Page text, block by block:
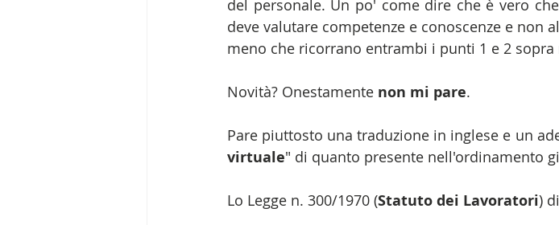
del personale. Un po' come dire che è vero
deve valutare competenze e conoscenze e non
meno che ricorrano entrambi i punti 1 e 2
Novità? Onestamente non mi pare.
Pare piuttosto una traduzione in inglese e un
virtuale" di quanto presente nell'ordinamento
Lo Legge n. 300/1970 (Statuto dei Lavoratori)